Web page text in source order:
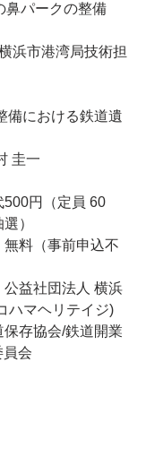
鼻パークの整備
市港湾局技術担
における鉄道遺
圭一
500円（定員 60
）
無料（事前申込不
公益社団法人 横浜
ハマヘリテイジ)
保存協会/鉄道開業
員会